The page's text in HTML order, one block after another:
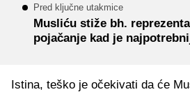
Pred ključne utakmice
Musliću stiže bh.
pojačanje kad je
Istina, teško je očekivati da će